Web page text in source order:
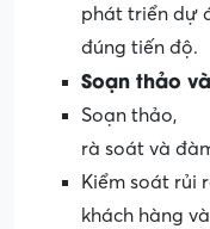
phát triển dự
đúng tiến độ.
Soạn thảo và
Soạn thảo,
rà soát và
Kiểm soát rủi
khách hàng